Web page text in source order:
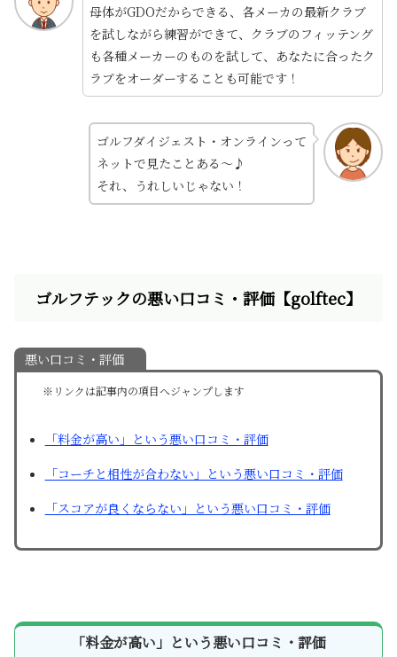
母体がGDOだからできる、各メーカの最新クラブ
を試しながら練習ができて、クラブのフィッテング
も各種メーカーのものを試して、あなたに合ったク
ラブをオーダーすることも可能です！
ゴルフダイジェスト・オンラインって
ネットで見たことある～♪
それ、うれしいじゃない！
ゴルフテックの悪い口コミ・評価【golftec】
悪い口コミ・評価
※リンクは記事内の項目へジャンプします
「料金が高い」という悪い口コミ・評価
「コーチと相性が合わない」という悪い口コミ・評価
「スコアが良くならない」という悪い口コミ・評価
「料金が高い」という悪い口コミ・評価